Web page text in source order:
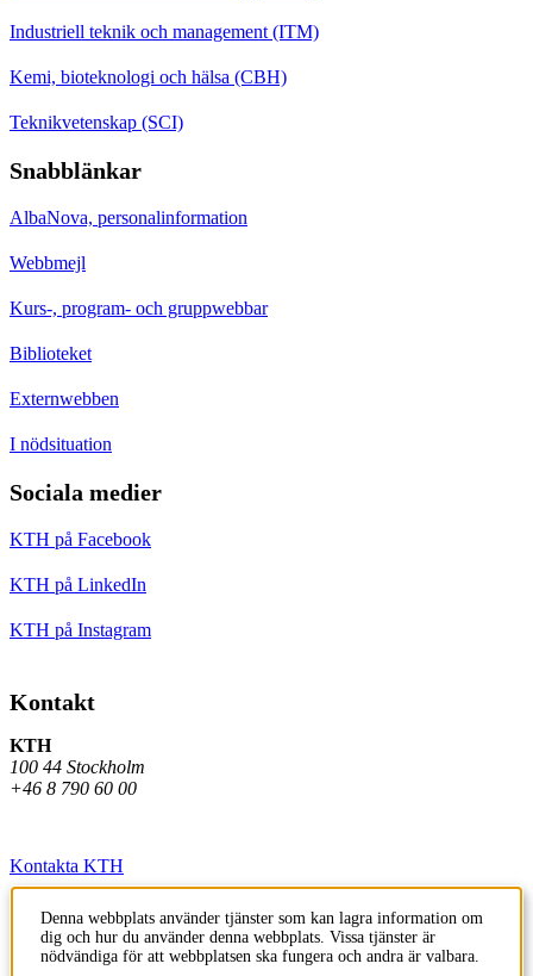
Industriell teknik och management (ITM)
Kemi, bioteknologi och hälsa (CBH)
Teknikvetenskap (SCI)
Snabblänkar
AlbaNova, personalinformation
Webbmejl
Kurs-, program- och gruppwebbar
Biblioteket
Externwebben
I nödsituation
Sociala medier
KTH på Facebook
KTH på LinkedIn
KTH på Instagram
Kontakt
KTH
100 44 Stockholm
+46 8 790 60 00
Kontakta KTH
Jobba på KTH
Press och media
Denna webbplats använder tjänster som kan lagra information om
dig och hur du använder denna webbplats. Vissa tjänster är
nödvändiga för att webbplatsen ska fungera och andra är valbara.